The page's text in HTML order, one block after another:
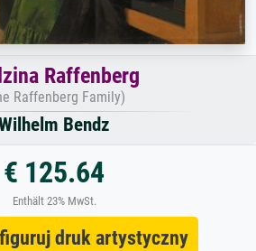
Raffenberg
Raffenberg Family)
Bendz
€ 125.64
Enthält 23% MwSt.
druk artystyczny